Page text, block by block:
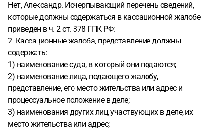
Нет, Александр. Исчерпывающий перечень сведений,
которые должны содержаться в кассационной жалобе
приведен в ч. 2 ст. 378 ГПК РФ:
2. Кассационные жалоба, представление должны
содержать:
1) наименование суда, в который они подаются;
2) наименование лица, подающего жалобу,
представление, его место жительства или адрес и
процессуальное положение в деле;
3) наименования других лиц, участвующих в деле, их
место жительства или адрес;